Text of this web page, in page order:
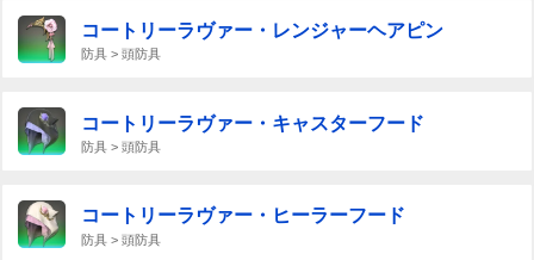
コートリーラヴァー・レンジャーヘアピン
防具 > 頭防具
コートリーラヴァー・キャスターフード
防具 > 頭防具
コートリーラヴァー・ヒーラーフード
防具 > 頭防具